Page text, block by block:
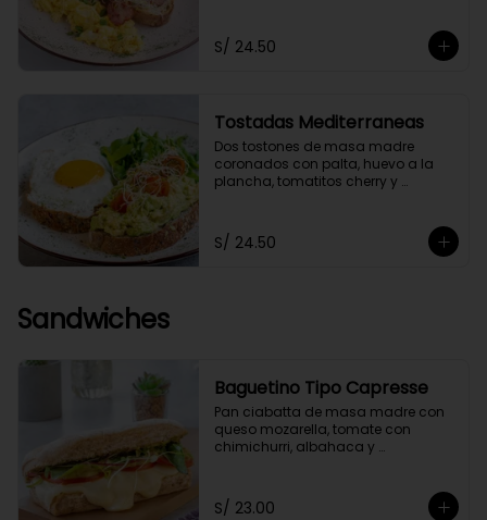
S/ 24.50
Tostadas Mediterraneas
Dos tostones de masa madre
coronados con palta, huevo a la
plancha, tomatitos cherry y
S/ 24.50
Sandwiches
Baguetino Tipo Capresse
Pan ciabatta de masa madre con
queso mozarella, tomate con
chimichurri, albahaca y
S/ 23.00